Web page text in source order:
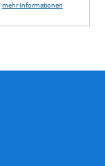
mehr Informationen